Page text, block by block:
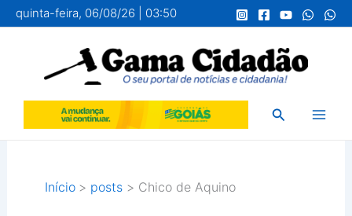
para
conteúdo
quinta-feira, 06/08/26 | 03:50
Pesquisar
Início posts Chico de Aquino